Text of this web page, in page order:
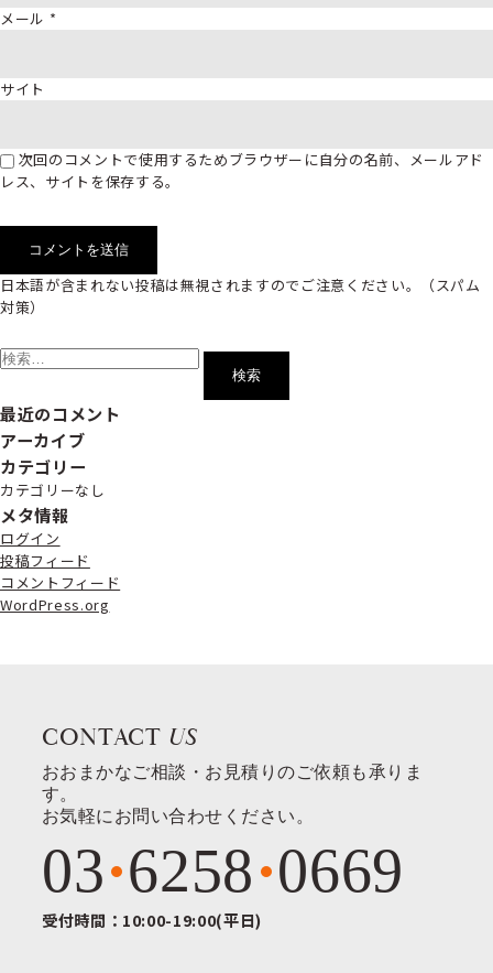
メール *
サイト
次回のコメントで使用するためブラウザーに自分の名前、メールアド
レス、サイトを保存する。
日本語が含まれない投稿は無視されますのでご注意ください。（スパム
対策）
索:
最近のコメント
アーカイブ
カテゴリー
カテゴリーなし
メタ情報
ログイン
投稿フィード
コメントフィード
WordPress.org
CONTACT US
おおまかなご相談・お見積りのご依頼も承りま
す。
お気軽にお問い合わせください。
03 6258 0669
受付時間：10:00-19:00(平日)